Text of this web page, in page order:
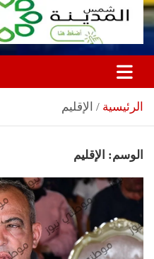
الرئيسية الإقليم
الوسم: الإقليم